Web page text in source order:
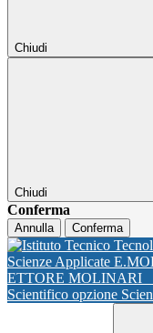
Chiudi
Chiudi
Conferma
Annulla Conferma
ETTORE MOLINARI
Scientifico opzione